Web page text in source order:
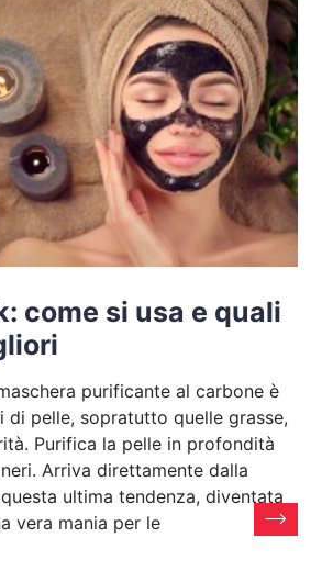
come si usa e quali
purificante al carbone è
pelle, sopratutto quelle grasse,
Purifica la pelle in profondità
Arriva direttamente dalla
ultima tendenza, diventata
vera mania per le